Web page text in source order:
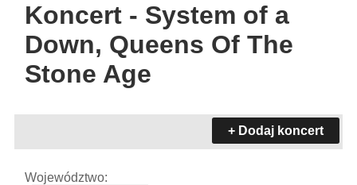
Koncert - System of a
Down, Queens Of The
Stone Age
+ Dodaj koncert
Województwo: